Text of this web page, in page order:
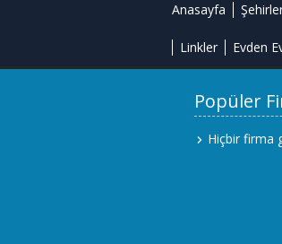
Anasayfa
Linkler Evden
Popüler
Hiçbir firma